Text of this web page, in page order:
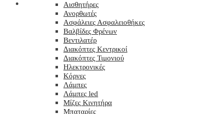
Αισθητήρες
Ανορθωτές
Ασφάλειες Ασφαλειοθήκες
Βαλβίδες Φρένων
Βεντιλατέρ
Διακόπτες Κεντρικοί
Διακόπτες Τιμονιού
Ηλεκτρονικές
Κόρνες
Λάμπες
Λάμπες led
Μίζες Κινητήρα
Μπαταρίες